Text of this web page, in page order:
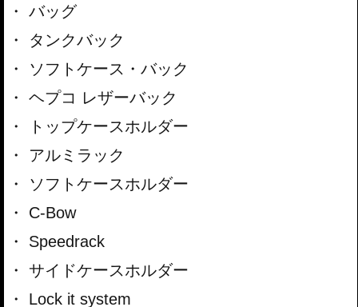
バッグ
タンクバック
ソフトケース・バック
ヘプコ レザーバック
トップケースホルダー
アルミラック
ソフトケースホルダー
C-Bow
Speedrack
サイドケースホルダー
Lock it system